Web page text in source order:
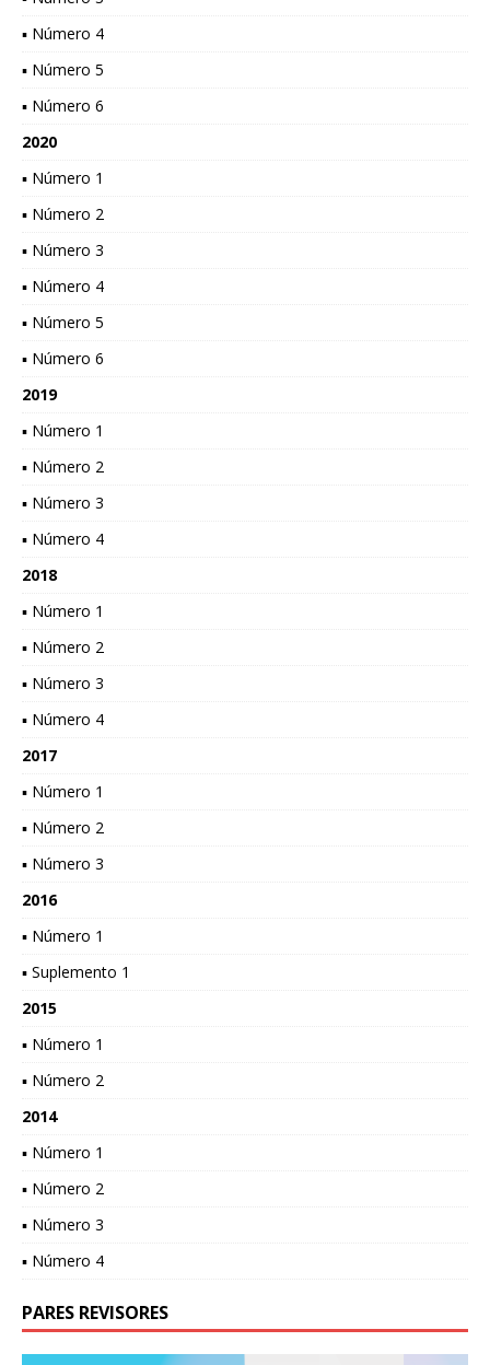
▪ Número 4
▪ Número 5
▪ Número 6
2020
▪ Número 1
▪ Número 2
▪ Número 3
▪ Número 4
▪ Número 5
▪ Número 6
2019
▪ Número 1
▪ Número 2
▪ Número 3
▪ Número 4
2018
▪ Número 1
▪ Número 2
▪ Número 3
▪ Número 4
2017
▪ Número 1
▪ Número 2
▪ Número 3
2016
▪ Número 1
▪ Suplemento 1
2015
▪ Número 1
▪ Número 2
2014
▪ Número 1
▪ Número 2
▪ Número 3
▪ Número 4
PARES REVISORES